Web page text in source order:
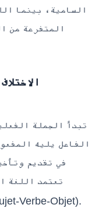
السامية، بينما
المتفرعة من
تبدأ الجملة
الفاعل يليه
في تقديم
تعتمد اللغة